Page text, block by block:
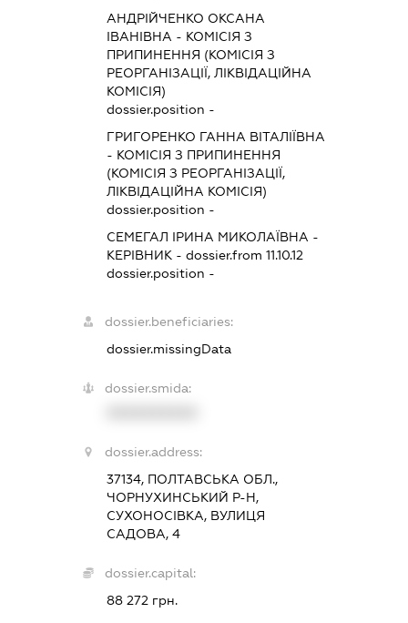
АНДРІЙЧЕНКО ОКСАНА
ІВАНІВНА - КОМІСІЯ З
ПРИПИНЕННЯ (КОМІСІЯ З
РЕОРГАНІЗАЦІЇ, ЛІКВІДАЦІЙНА
КОМІСІЯ)
dossier.position -
ГРИГОРЕНКО ГАННА ВІТАЛІЇВНА
- КОМІСІЯ З ПРИПИНЕННЯ
(КОМІСІЯ З РЕОРГАНІЗАЦІЇ,
ЛІКВІДАЦІЙНА КОМІСІЯ)
dossier.position -
СЕМЕГАЛ ІРИНА МИКОЛАЇВНА -
КЕРІВНИК - dossier.from 11.10.12
dossier.position -
dossier.beneficiaries:
dossier.missingData
dossier.smida:
dossier.address:
37134, ПОЛТАВСЬКА ОБЛ.,
ЧОРНУХИНСЬКИЙ Р-Н,
СУХОНОСІВКА, ВУЛИЦЯ
САДОВА, 4
dossier.capital:
88 272 грн.